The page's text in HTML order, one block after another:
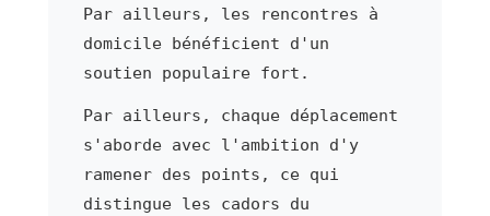
Par ailleurs, les rencontres à
domicile bénéficient d'un
soutien populaire fort.
Par ailleurs, chaque déplacement
s'aborde avec l'ambition d'y
ramener des points, ce qui
distingue les cadors du